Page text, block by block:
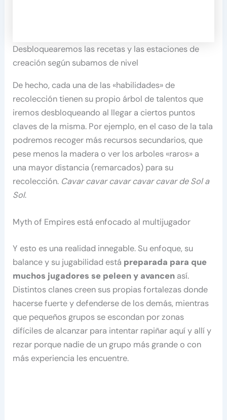
Desbloquearemos las recetas y las estaciones de
creación según subamos de nivel
De hecho, cada una de las «habilidades» de
recolección tienen su propio árbol de talentos que
iremos desbloqueando al llegar a ciertos puntos
claves de la misma. Por ejemplo, en el caso de la tala
podremos recoger más recursos secundarios, que
pese menos la madera o ver los arboles «raros» a
una mayor distancia (remarcados) para su
recolección. Cavar cavar cavar cavar cavar de Sol a
Sol.
Myth of Empires está enfocado al multijugador
Y esto es una realidad innegable. Su enfoque, su
balance y su jugabilidad está preparada para que
muchos jugadores se peleen y avancen así.
Distintos clanes creen sus propias fortalezas donde
hacerse fuerte y defenderse de los demás, mientras
que pequeños grupos se escondan por zonas
difíciles de alcanzar para intentar rapiñar aquí y allí y
rezar porque nadie de un grupo más grande o con
más experiencia les encuentre.